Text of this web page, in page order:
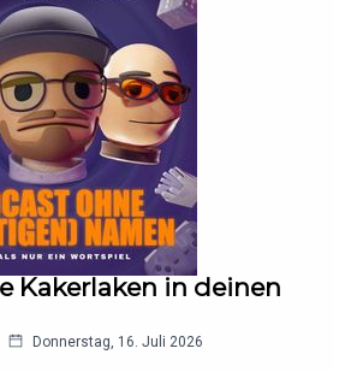
Kakerlaken in deinen
Donnerstag, 16. Juli 2026